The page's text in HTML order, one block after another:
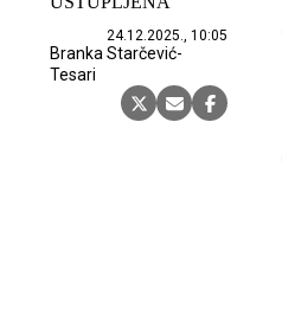
24.12.2025., 10:05
Branka Starčević-
Tesari